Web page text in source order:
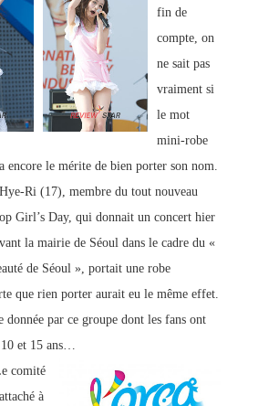
fin de
compte, on
ne sait pas
vraiment si
le mot
mini-robe
encore le mérite de bien porter son nom.
Ri (17), membre du tout nouveau
Girl’s Day, qui donnait un concert hier
la mairie de Séoul dans le cadre du «
de Séoul », portait une robe
que rien porter aurait eu le même effet.
donnée par ce groupe dont les fans ont
et 15 ans…
comité
à